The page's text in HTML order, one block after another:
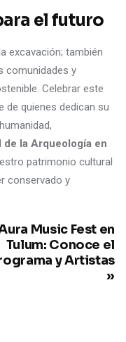
el futuro
excavación; también
comunidades y
Celebrar este
de quienes dedican su
de la Arqueología en
patrimonio cultural
conservado y
Music Fest en
Tulum: Conoce el
y Artistas
»